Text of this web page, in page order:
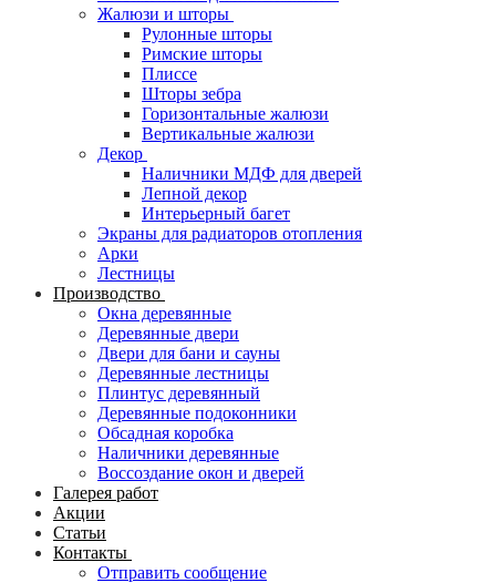
Жалюзи и шторы
Рулонные шторы
Римские шторы
Плиссе
Шторы зебра
Горизонтальные жалюзи
Вертикальные жалюзи
Декор
Наличники МДФ для дверей
Лепной декор
Интерьерный багет
Экраны для радиаторов отопления
Арки
Лестницы
Производство
Окна деревянные
Деревянные двери
Двери для бани и сауны
Деревянные лестницы
Плинтус деревянный
Деревянные подоконники
Обсадная коробка
Наличники деревянные
Воссоздание окон и дверей
Галерея работ
Акции
Статьи
Контакты
Отправить сообщение